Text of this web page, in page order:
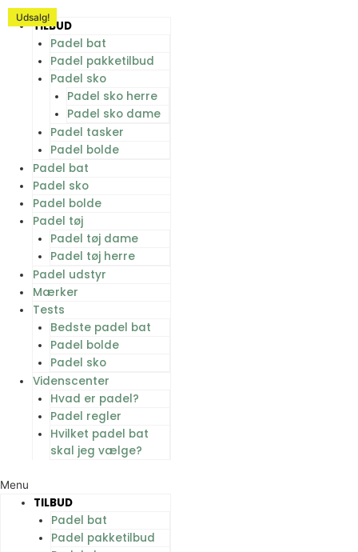
Gå
indholdet
TILBUD
Padel bat
Padel pakketilbud
Padel sko
Padel sko herre
Padel sko dame
Padel tasker
Padel bolde
Padel bat
Padel sko
Padel bolde
Padel tøj
Padel tøj dame
Padel tøj herre
Padel udstyr
Mærker
Tests
Bedste padel bat
Padel bolde
Padel sko
Videnscenter
Hvad er padel?
Padel regler
Hvilket padel bat
skal jeg vælge?
Menu
TILBUD
Padel bat
Padel pakketilbud
Udsalg!
Udsalg!
Udsalg!